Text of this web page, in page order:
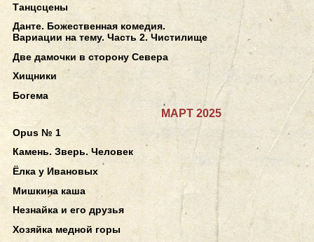
Танцсцены
Данте. Божественная комедия.
Вариации на тему. Часть 2. Чистилище
Две дамочки в сторону Севера
Хищники
Богема
МАРТ 2025
Opus № 1
Камень. Зверь. Человек
Ёлка у Ивановых
Мишкина каша
Незнайка и его друзья
Хозяйка медной горы